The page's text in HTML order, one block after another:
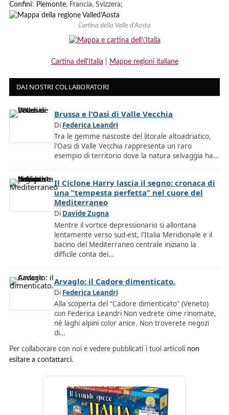
Confini: Piemonte, Francia, Svizzera;
Cartina della Valle d'Aosta
Cartina dell'Italia Mappe regioni italiane
DAI NOSTRI COLLABORATORI
Brussa e l’Oasi di Valle Vecchia
Di Federica Leandri
Tra le gemme nascoste del litorale altoadriatico,
l'Oasi di Valle Vecchia rappresenta un raro
esempio di territorio dove la natura selvaggia ha…
Il Ciclone Harry lascia il segno: cronaca di
una “tempesta perfetta” nel cuore del
Mediterraneo
Di Davide Zugna
Mentre il vortice depressionario si allontana
lentamente verso sud-est, l'Italia Meridionale e il
bacino del Mediterraneo centrale iniziano la
difficile conta dei…
Arvaglo: il Cadore dimenticato.
Di Federica Leandri
Alla scoperta del “Cadore dimenticato” (Veneto)
con Federica Leandri Non vedrete cime rinomate,
né laghi alpini color anice. Non troverete negozi
di…
Per collaborare con noi e vedere pubblicati i tuoi articoli non
esitare a contattarci.